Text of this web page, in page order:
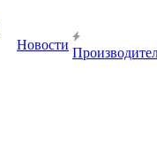
Новости